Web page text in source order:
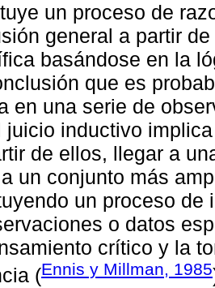
un proceso de
general a partir
basándose en la
que es
en una serie de
juicio inductivo
de ellos, llegar a
un conjunto más
un proceso de
o datos
crítico y la
(Ennis y Millman, 1985